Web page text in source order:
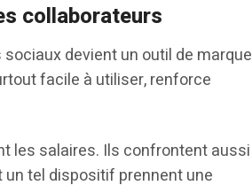
collaborateurs
sociaux devient un outil de marque
facile à utiliser, renforce
les salaires. Ils confrontent aussi
tel dispositif prennent une